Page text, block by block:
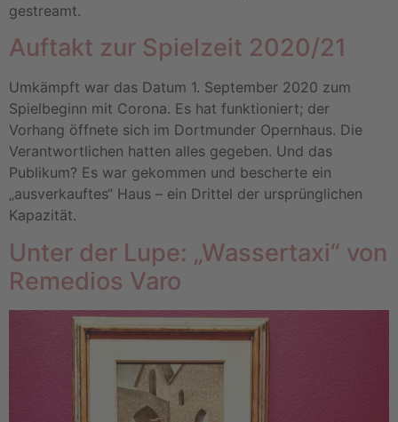
gestreamt.
Auftakt zur Spielzeit 2020/21
Umkämpft war das Datum 1. September 2020 zum
Spielbeginn mit Corona. Es hat funktioniert; der
Vorhang öffnete sich im Dortmunder Opernhaus. Die
Verantwortlichen hatten alles gegeben. Und das
Publikum? Es war gekommen und bescherte ein
„ausverkauftes“ Haus – ein Drittel der ursprünglichen
Kapazität.
Unter der Lupe: „Wassertaxi“ von
Remedios Varo